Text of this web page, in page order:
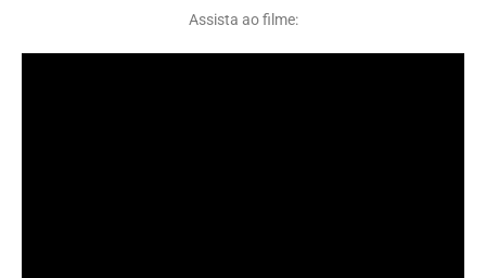
Assista ao filme: